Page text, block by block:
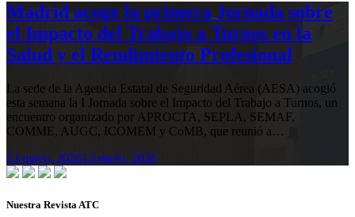
Madrid acoge la primera Jornada sobre
el Impacto del Trabajo a Turnos en la
Salud y el Rendimiento Profesional
La sede de la Agencia Estatal de Seguridad Aérea (AESA) acogió
esta semana la I Jornada sobre el Impacto del Trabajo a Turnos, un
encuentro organizado por APROCTA, SEPLA, SEMAF,
COMME, AUGC, ICOMEM y CoMB, que reunió a…
13 mayo, 202613 mayo, 2026
Nuestra Revista ATC